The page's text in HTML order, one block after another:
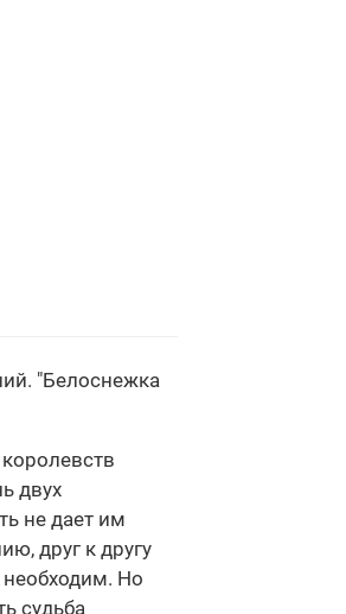
"Белоснежка
двух
не дает им
друг к другу
необходим. Но
судьба